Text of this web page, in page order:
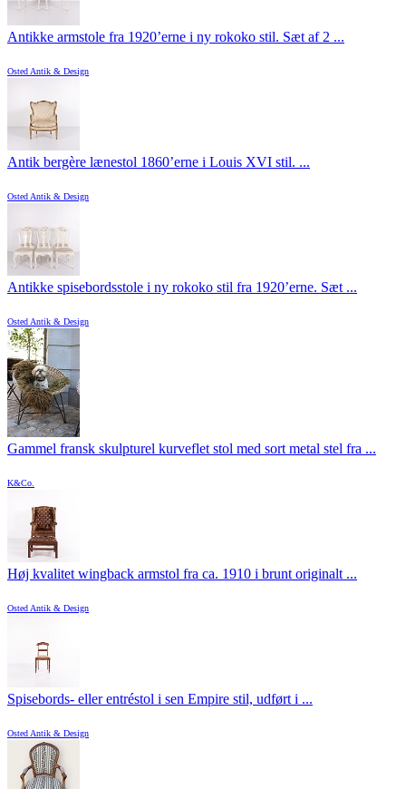
Antikke armstole fra 1920’erne i ny rokoko stil. Sæt af 2 ...
Osted Antik & Design
Antik bergère lænestol 1860’erne i Louis XVI stil. ...
Osted Antik & Design
Antikke spisebordsstole i ny rokoko stil fra 1920’erne. Sæt ...
Osted Antik & Design
Gammel fransk skulpturel kurveflet stol med sort metal stel fra ...
K&Co.
Høj kvalitet wingback armstol fra ca. 1910 i brunt originalt ...
Osted Antik & Design
Spisebords- eller entréstol i sen Empire stil, udført i ...
Osted Antik & Design